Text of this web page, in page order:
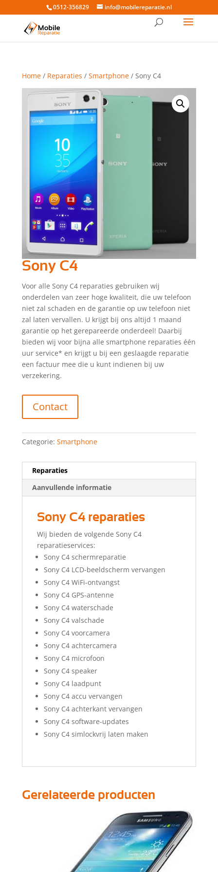
0512-356829 info@mobilereparatie.nl
Home/ Reparaties / Smartphone/ Sony C4
Sony C4
Voor alle Sony C4 reparaties gebruiken wij
onderdelen van zeer hoge kwaliteit, die uw telefoon
niet zal schaden en de garantie op uw telefoon niet
zal laten vervallen. U krijgt bij ons altijd 1 maand
garantie op het gerepareerde onderdeel! Daarbij
bieden wij voor bijna alle smartphone reparaties één
uur service* en krijgt u bij een geslaagde reparatie
een factuur mee die u kunt indienen bij uw
verzekering.
Contact
Categorie: Smartphone
Reparaties
Aanvullende informatie
Sony C4 reparaties
Wij bieden de volgende Sony C4
reparatieservices:
Sony C4 schermreparatie
Sony C4 LCD-beeldscherm vervangen
Sony C4 WiFi-ontvangst
Sony C4 GPS-antenne
Sony C4 waterschade
Sony C4 valschade
Sony C4 voorcamera
Sony C4 achtercamera
Sony C4 microfoon
Sony C4 speaker
Sony C4 laadpunt
Sony C4 accu vervangen
Sony C4 achterkant vervangen
Sony C4 software-updates
Sony C4 simlockvrij laten maken
Gerelateerde producten